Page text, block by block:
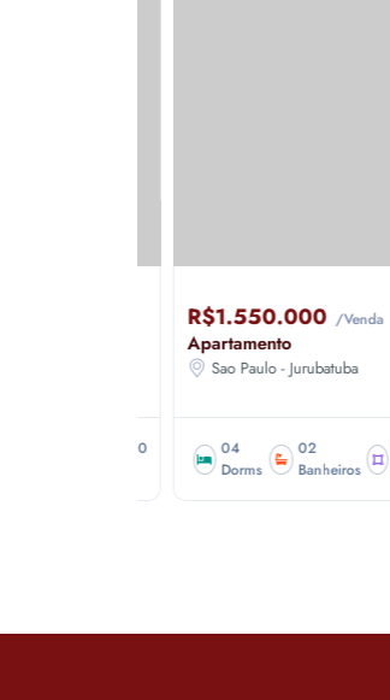
R$1.550.000/Venda
Apartamento
Sao Paulo - Jurubatuba
04
Dorms
02
Banheiros
01
Sala